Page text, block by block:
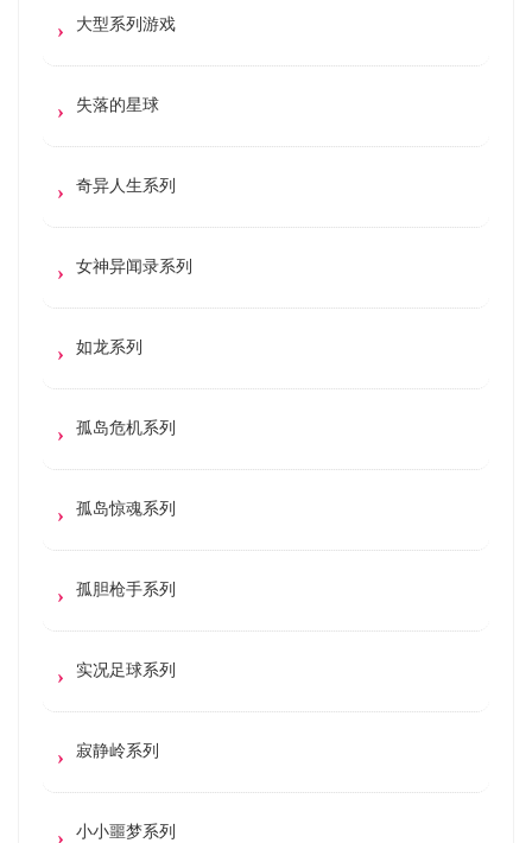
大型系列游戏
失落的星球
奇异人生系列
女神异闻录系列
如龙系列
孤岛危机系列
孤岛惊魂系列
孤胆枪手系列
实况足球系列
寂静岭系列
小小噩梦系列